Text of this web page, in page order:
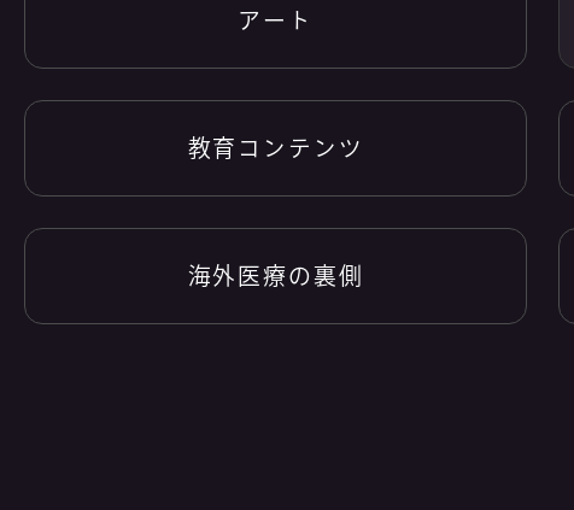
アート
教育コンテンツ
海外医療の裏側